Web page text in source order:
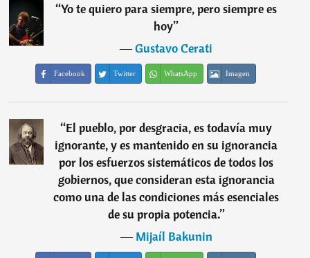
“Yo te quiero para siempre, pero siempre es
hoy”
―Gustavo Cerati
Facebook Twitter WhatsApp Imagen
“El pueblo, por desgracia, es todavía muy
ignorante, y es mantenido en su ignorancia
por los esfuerzos sistemáticos de todos los
gobiernos, que consideran esta ignorancia
como una de las condiciones más esenciales
de su propia potencia.”
―Mijaíl Bakunin